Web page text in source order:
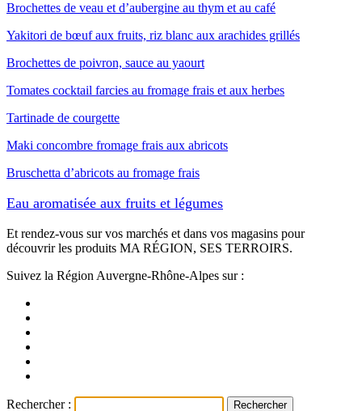
Brochettes de veau et d’aubergine au thym et au café
Yakitori de bœuf aux fruits, riz blanc aux arachides grillés
Brochettes de poivron, sauce au yaourt
Tomates cocktail farcies au fromage frais et aux herbes
Tartinade de courgette
Maki concombre fromage frais aux abricots
Bruschetta d’abricots au fromage frais
Eau aromatisée aux fruits et légumes
Et rendez-vous sur vos marchés et dans vos magasins pour
découvrir les produits MA RÉGION, SES TERROIRS.
Suivez la Région Auvergne-Rhône-Alpes sur :
Rechercher :